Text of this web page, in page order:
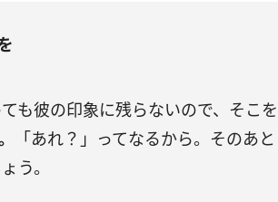
も彼の印象に残らないので、そこを
「あれ？」ってなるから。そのあと
う。